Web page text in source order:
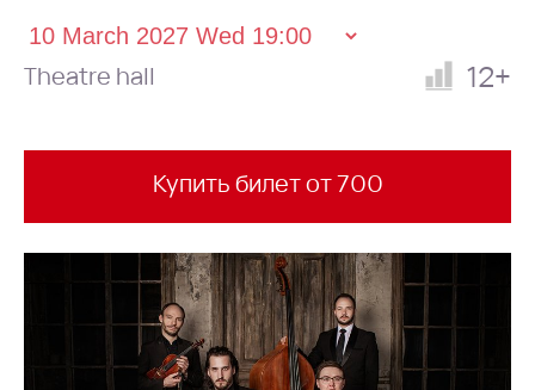
Theatre hall 12+
Купить билет от 700